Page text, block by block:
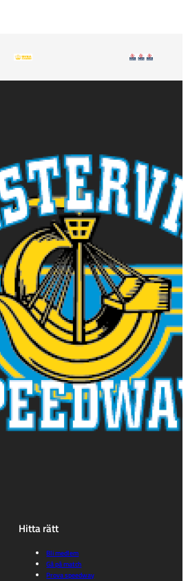
Hitta rätt
Bli medlem
Gå på match
Prova speedway